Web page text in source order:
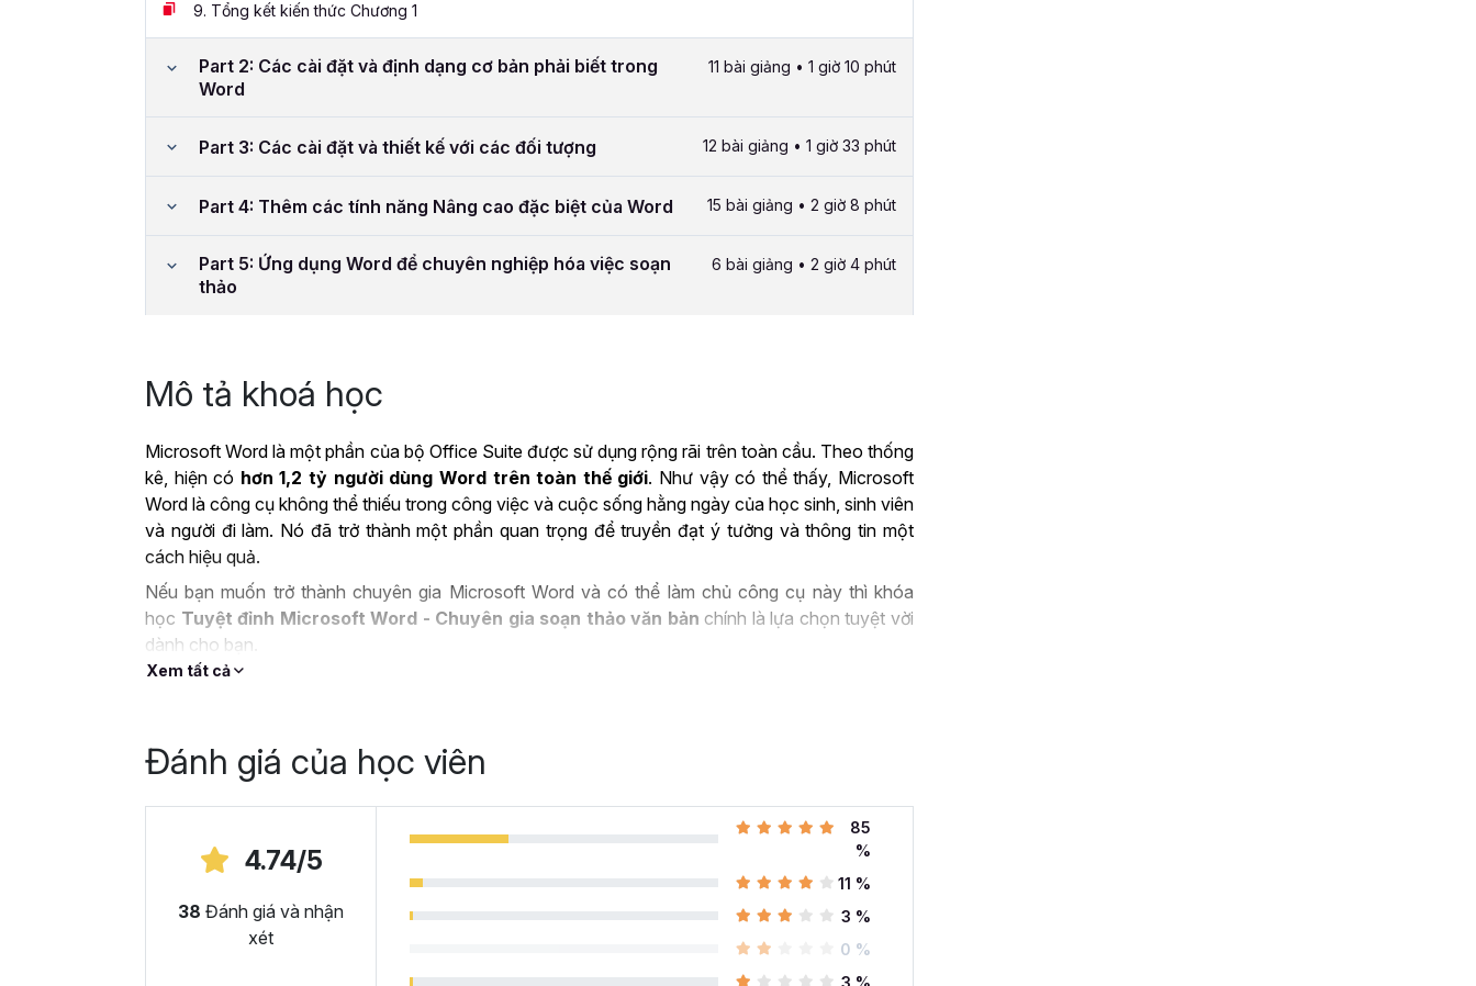
9. Tổng kết kiến thức Chương 1
Part 2: Các cài đặt và định dạng cơ bản phải biết trong
Word
11 bài giảng • 1 giờ 10 phút
Part 3: Các cài đặt và thiết kế với các đối tượng 12 bài giảng • 1 giờ 33 phút
Part 4: Thêm các tính năng Nâng cao đặc biệt của Word 15 bài giảng • 2 giờ 8 phút
Part 5: Ứng dụng Word để chuyên nghiệp hóa việc soạn
thảo
6 bài giảng • 2 giờ 4 phút
Mô tả khoá học
Microsoft Word là một phần của bộ Office Suite được sử dụng rộng rãi trên toàn cầu. Theo thống
kê, hiện có hơn 1,2 tỷ người dùng Word trên toàn thế giới. Như vậy có thể thấy, Microsoft
Word là công cụ không thể thiếu trong công việc và cuộc sống hằng ngày của học sinh, sinh viên
và người đi làm. Nó đã trở thành một phần quan trọng để truyền đạt ý tưởng và thông tin một
cách hiệu quả.
Nếu bạn muốn trở thành chuyên gia Microsoft Word và có thể làm chủ công cụ này thì khóa
học Tuyệt đỉnh Microsoft Word - Chuyên gia soạn thảo văn bản chính là lựa chọn tuyệt vời
dành cho bạn.
ỨNG DỤNG CỦA MICROSOFT WORD TRONG
Microsoft Word là công cụ làm việc vô cùng quan trọng trong nhiều ngành nghề hiện nay. Nó
cung cấp các tính năng và chức năng hữu ích để soạn thảo, biên tập tài liệu… Có thể kể đến một
Soạn thảo văn bản từ cơ bản đến nâng cao:
văn bản chuyên nghiệp trong nhiều ngành nghề khác nhau như luật, kế toán, giáo dục, hành
chính và nhiều lĩnh vực khác. Với Microsoft Word, người dùng có thể tạo ra các tài liệu chuyên
nghiệp như bài luận, báo cáo, bài giảng, tài liệu giáo dục, bài kiểm tra và hợp đồng.
Microsoft Word cung cấp các tính năng cho phép bạn tạo biển đồ
Xem tất cả
Đánh giá của học viên
4.74/5
38 Đánh giá và nhận
xét
85
%
11 %
3 %
0 %
3 %